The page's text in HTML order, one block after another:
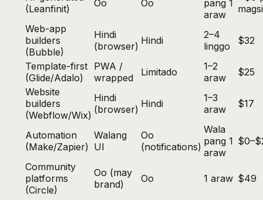
(Leanfinit)
Oo Oo
pang 1
araw
Web-app
builders
(Bubble)
Hindi
(browser) Hindi
2–4
linggo
$32
Template-first
(Glide/Adalo)
PWA /
wrapped
Limitado
1–2
araw
$25
Website
builders
(Webflow/Wix)
Hindi
(browser) Hindi
1–3
araw
$17
Automation
(Make/Zapier)
Walang
UI
Oo
(notifications)
Wala
pang 1
araw
Community
platforms
(Circle)
Oo (may
brand)
Oo 1 araw $49